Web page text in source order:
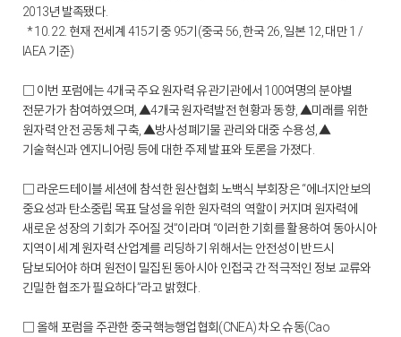
2013년 발족됐다.
* 10. 22. 현재 전세계 415기 중 95기(중국 56, 한국 26, 일본 12, 대만 1 /
IAEA 기준)
□ 이번 포럼에는 4개국 주요 원자력 유관기관에서 100여명의 분야별
전문가가 참여하였으며, ▲4개국 원자력발전 현황과 동향, ▲미래를 위한
원자력 안전 공동체 구축, ▲방사성폐기물 관리와 대중 수용성, ▲
기술혁신과 엔지니어링 등에 대한 주제 발표와 토론을 가졌다.
□ 라운드테이블 세션에 참석한 원산협회 노백식 부회장은 “에너지안보의
중요성과 탄소중립 목표 달성을 위한 원자력의 역할이 커지며 원자력에
새로운 성장의 기회가 주어질 것”이라며 “이러한 기회를 활용하여 동아시아
지역이 세계 원자력 산업계를 리딩하기 위해서는 안전성이 반드시
담보되어야 하며 원전이 밀집된 동아시아 인접국 간 적극적인 정보 교류와
긴밀한 협조가 필요하다”라고 밝혔다.
□ 올해 포럼을 주관한 중국핵능행업협회(CNEA) 차오 슈동(Cao